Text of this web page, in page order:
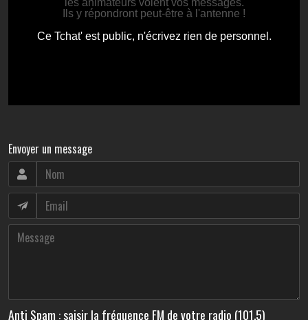
Envoyer un message
Anti Spam : saisir la fréquence FM de votre radio (101.5)